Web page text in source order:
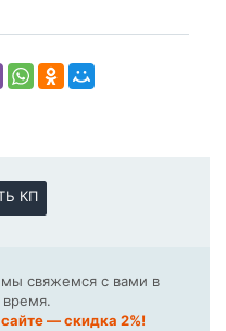
КП
мы свяжемся с вами в
— скидка 2%!